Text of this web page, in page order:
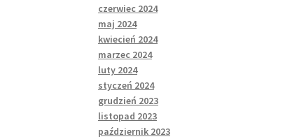
czerwiec 2024
maj 2024
kwiecień 2024
marzec 2024
luty 2024
styczeń 2024
grudzień 2023
listopad 2023
październik 2023